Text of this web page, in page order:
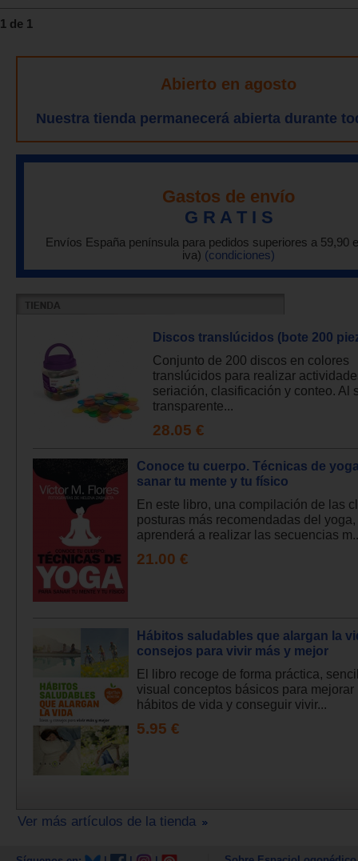
1 de 1
Abierto en agosto
Nuestra tienda permanecerá abierta durante
Gastos de envío
G R A T I S
Envíos España península para pedidos superiores a 59,90
iva) (condiciones)
Discos translúcidos (bote 200
Conjunto de 200 discos en colores
translúcidos para realizar
seriación, clasificación y conteo. Al
transparente...
28.05 €
Conoce tu cuerpo. Técnicas de
sanar tu mente y tu físico
En este libro, una compilación de las
posturas más recomendadas del
aprenderá a realizar las secuencias
21.00 €
Hábitos saludables que alargan la
consejos para vivir más y mejor
El libro recoge de forma práctica,
visual conceptos básicos para mejorar
hábitos de vida y conseguir vivir...
5.95 €
Ver más artículos de la tienda